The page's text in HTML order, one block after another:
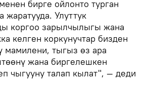
бирге ойлонто турган
жаратууда. Улуттук
коргоо зарылчылыгы жана
келген коркунучтар бизден
мамилени, тыгыз өз ара
жана биргелешкен
чыгууну талап кылат", — деди